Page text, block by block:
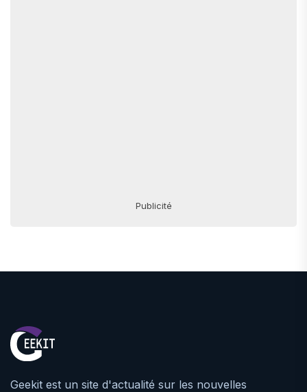
Publicité
Geekit est un site d'actualité sur les nouvelles